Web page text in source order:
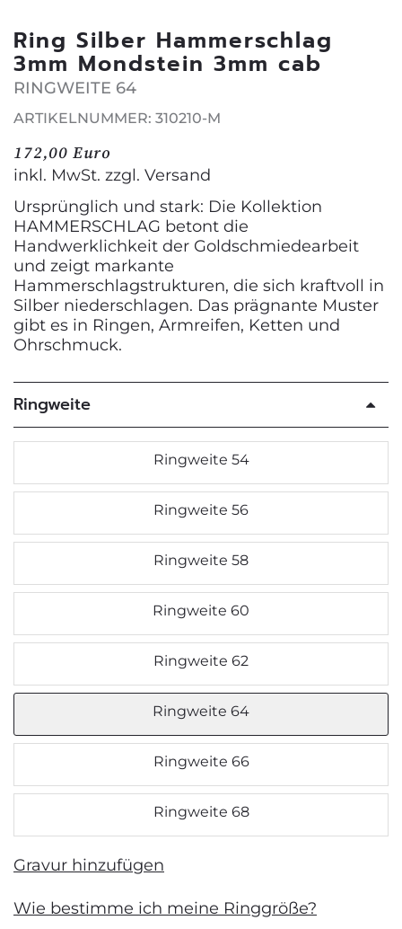
Ring Silber Hammerschlag
3mm Mondstein 3mm cab
RINGWEITE 64
ARTIKELNUMMER: 310210-M
172,00 Euro
inkl. MwSt. zzgl. Versand
Ursprünglich und stark: Die Kollektion
HAMMERSCHLAG betont die
Handwerklichkeit der Goldschmiedearbeit
und zeigt markante
Hammerschlagstrukturen, die sich kraftvoll in
Silber niederschlagen. Das prägnante Muster
gibt es in Ringen, Armreifen, Ketten und
Ohrschmuck.
Ringweite
Ringweite 54
Ringweite 56
Ringweite 58
Ringweite 60
Ringweite 62
Ringweite 64
Ringweite 66
Ringweite 68
Gravur hinzufügen
Wie bestimme ich meine Ringgröße?